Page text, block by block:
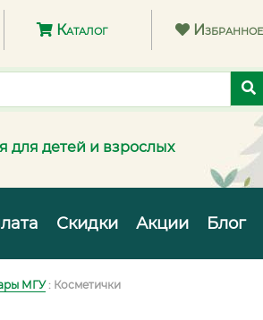
Каталог Избранное
для детей и взрослых
Скидки Акции Блог
МГУ: Косметички